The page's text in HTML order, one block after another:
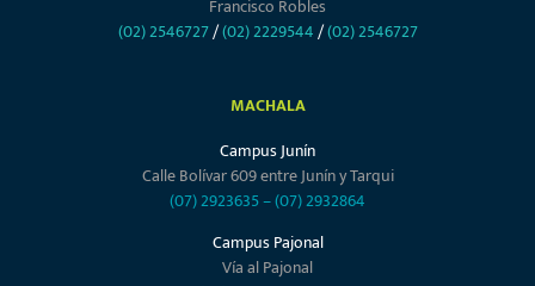
Francisco Robles
(02) 2546727/(02) 2229544/(02) 2546727
MACHALA
Campus Junín
Calle Bolívar 609 entre Junín y Tarqui
(07) 2923635–(07) 2932864
Campus Pajonal
Vía al Pajonal